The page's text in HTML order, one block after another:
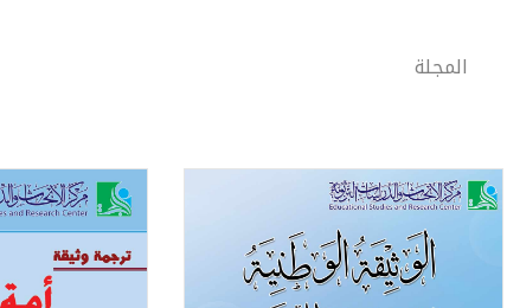
المجلة